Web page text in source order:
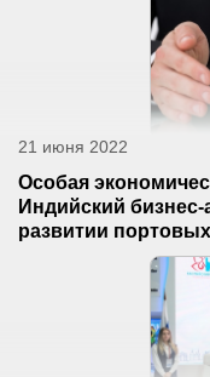
21 июня 2022
Особая
Индийский
развитии